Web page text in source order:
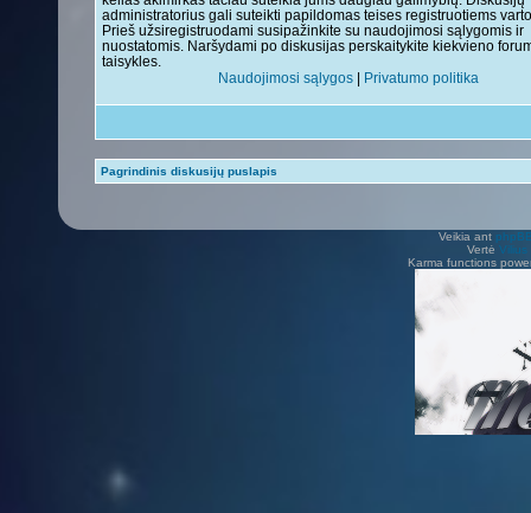
administratorius gali suteikti papildomas teises registruotiems
Prieš užsiregistruodami susipažinkite su naudojimosi sąlygomis ir
nuostatomis. Naršydami po diskusijas perskaitykite kiekvieno
taisykles.
Naudojimosi sąlygos | Privatumo politika
Pagrindinis diskusijų puslapis
Veikia ant
Vertė Vilius
Karma functions